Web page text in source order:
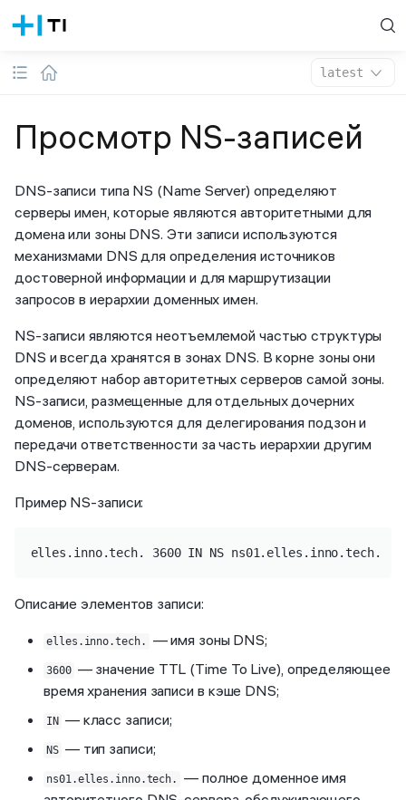
latest
Просмотр NS-записей
DNS-записи типа NS (Name Server) определяют
серверы имен, которые являются авторитетными для
домена или зоны DNS. Эти записи используются
механизмами DNS для определения источников
достоверной информации и для маршрутизации
запросов в иерархии доменных имен.
NS-записи являются неотъемлемой частью структуры
DNS и всегда хранятся в зонах DNS. В корне зоны они
определяют набор авторитетных серверов самой зоны.
NS-записи, размещенные для отдельных дочерних
доменов, используются для делегирования подзон и
передачи ответственности за часть иерархии другим
DNS-серверам.
Пример NS-записи:
elles.inno.tech. 3600 IN NS ns01.elles.inno.tech.
Описание элементов записи:
elles.inno.tech. — имя зоны DNS;
3600 — значение TTL (Time To Live), определяющее
время хранения записи в кэше DNS;
IN — класс записи;
NS — тип записи;
ns01.elles.inno.tech.
— полное доменное имя